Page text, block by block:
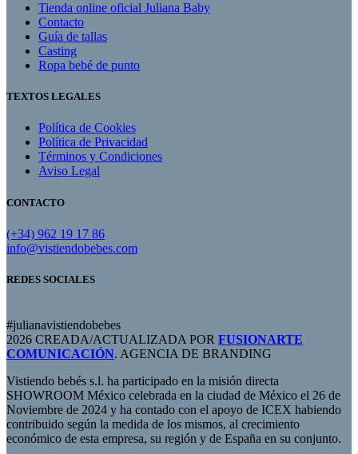
Tienda online oficial Juliana Baby
Contacto
Guía de tallas
Casting
Ropa bebé de punto
TEXTOS LEGALES
Política de Cookies
Política de Privacidad
Términos y Condiciones
Aviso Legal
CONTACTO
(+34) 962 19 17 86
info@vistiendobebes.com
REDES SOCIALES
#julianavistiendobebes
2026 CREADA/ACTUALIZADA POR FUSIONARTE
COMUNICACIÓN. AGENCIA DE BRANDING
Vistiendo bebés s.l. ha participado en la misión directa
SHOWROOM México celebrada en la ciudad de México el 26 de
Noviembre de 2024 y ha contado con el apoyo de ICEX habiendo
contribuido según la medida de los mismos, al crecimiento
económico de esta empresa, su región y de España en su conjunto.